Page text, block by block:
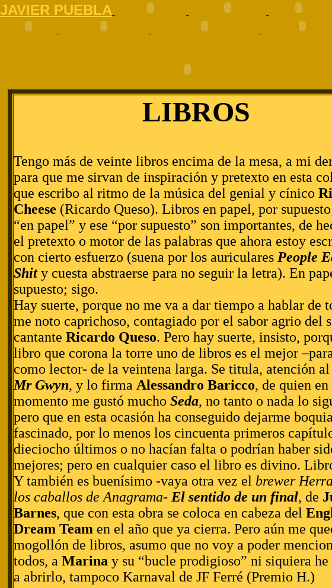
JAVIER PUEBLA
LIBROS
Tengo más de veinte libros encima de la mesa, a mi
para que me sirvan de inspiración y pretexto en esta
que escribo al ritmo de la música del genial y cínico
Cheese (Ricardo Queso). Libros en papel, por
“en papel” y ese “por supuesto” son importantes, de
el pretexto o motor de las palabras que ahora estoy
con cierto esfuerzo (suena por los auriculares People
Shity cuesta abstraerse para no seguir la letra). En
supuesto; sigo.
Hay suerte, porque no me va a dar tiempo a hablar de
me noto caprichoso, contagiado por el sabor agrio del
cantante Ricardo Queso. Pero hay suerte, insisto,
libro que corona la torre uno de libros es el mejor
como lector- de la veintena larga. Se titula, atención al
Mr Gwyn, y lo firma Alessandro Baricco, de quien en
momento me gustó mucho Seda, no tanto o nada lo
pero que en esta ocasión ha conseguido dejarme
fascinado, por lo menos los cincuenta primeros
dieciocho últimos o no hacían falta o podrían haber
mejores; pero en cualquier caso el libro es divino.
Y también es buenísimo -vaya otra vez el brewer
los caballos de Anagrama- El sentido de un final, de
Barnes, que con esta obra se coloca en cabeza del
Dream Team en el año que ya cierra. Pero aún me
mogollón de libros, asumo que no voy a poder
todos, a Marina y su “bucle prodigioso” ni siquiera
a abrirlo, tampoco Karnaval de JF Ferré (Premio H.)